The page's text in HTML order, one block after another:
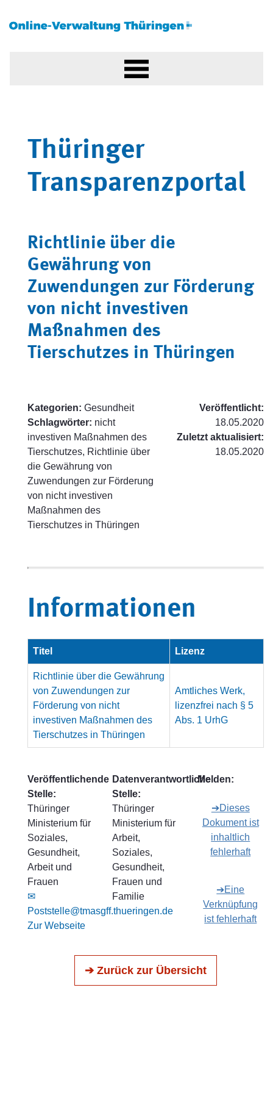
Thüringer
Transparenzportal
Richtlinie über die
Gewährung von
Zuwendungen zur Förderung
von nicht investiven
Maßnahmen des
Tierschutzes in Thüringen
Kategorien: Gesundheit
Schlagwörter: nicht
investiven Maßnahmen des
Tierschutzes, Richtlinie über
die Gewährung von
Zuwendungen zur Förderung
von nicht investiven
Maßnahmen des
Tierschutzes in Thüringen
Veröffentlicht:
18.05.2020
Zuletzt aktualisiert:
18.05.2020
Informationen
Titel Lizenz
Richtlinie über die Gewährung
von Zuwendungen zur
Förderung von nicht
investiven Maßnahmen des
Tierschutzes in Thüringen
Amtliches Werk,
lizenzfrei nach § 5
Abs. 1 UrhG
Veröffentlichende
Stelle:
Thüringer
Ministerium für
Soziales,
Gesundheit,
Arbeit und
Frauen
✉
Poststelle@tmasgff.thueringen.de
Zur Webseite
Datenverantwortliche
Stelle:
Thüringer
Ministerium für
Arbeit,
Soziales,
Gesundheit,
Frauen und
Familie
Melden:
➔Dieses
Dokument ist
inhaltlich
fehlerhaft
➔Eine
Verknüpfung
ist fehlerhaft
➔ Zurück zur Übersicht